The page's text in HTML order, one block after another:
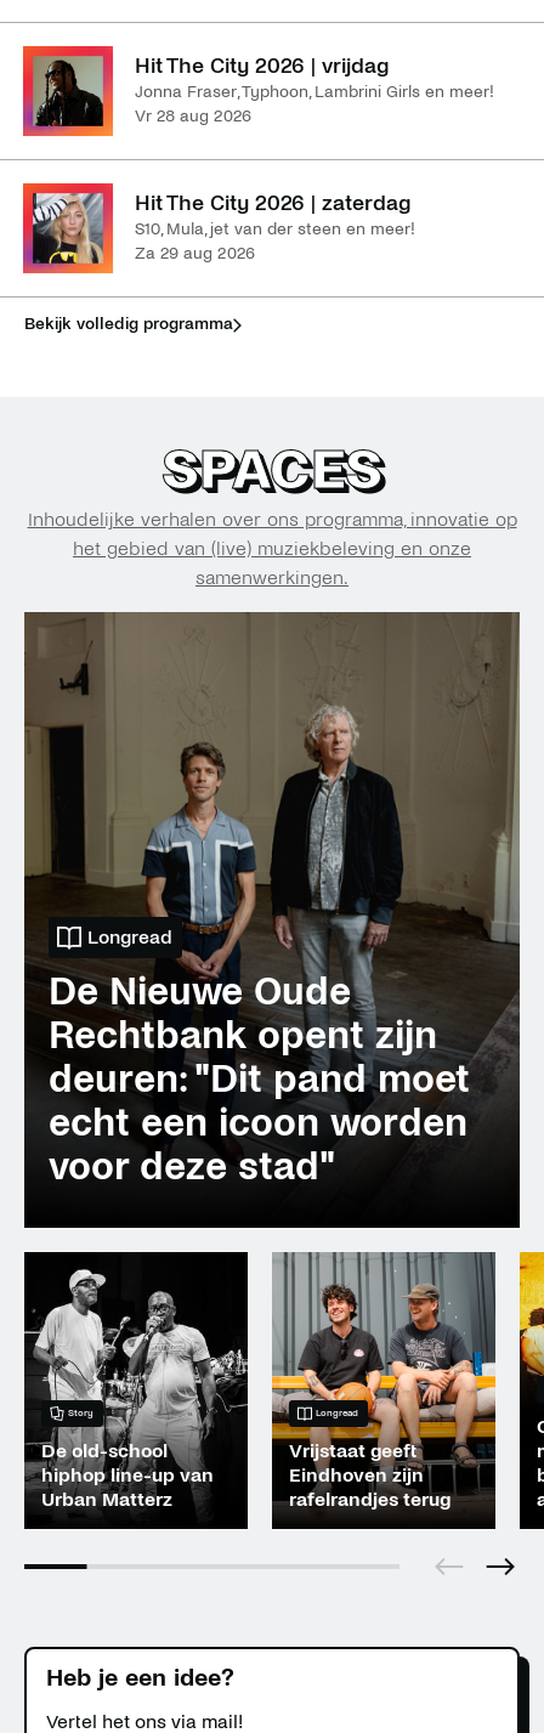
Hit The City 2026 | vrijdag
Jonna Fraser, Typhoon, Lambrini Girls en meer!
vr 28 aug 2026
Hit The City 2026 | zaterdag
S10, Mula, jet van der steen en meer!
za 29 aug 2026
Bekijk volledig programma
SPACES
Inhoudelijke verhalen over ons programma, innovatie op
het gebied van (live) muziekbeleving en onze
samenwerkingen.
Longread
De Nieuwe Oude
Rechtbank opent zijn
deuren: "Dit pand moet
echt een icoon worden
voor deze stad"
Story
De old-school
hiphop line-up van
Urban Matterz
Longread
Vrijstaat geeft
Eindhoven zijn
rafelrandjes terug
Heb je een idee?
Vertel het ons via mail!